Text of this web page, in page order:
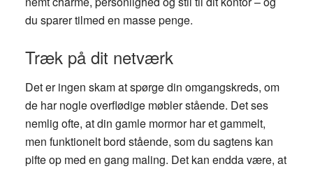
du sparer tilmed en masse penge.
Træk på dit netværk
Det er ingen skam at spørge din omgangskreds, om
de har nogle overflødige møbler stående. Det ses
nemlig ofte, at din gamle mormor har et gammelt,
men funktionelt bord stående, som du sagtens kan
pifte op med en gang maling. Det kan endda være, at